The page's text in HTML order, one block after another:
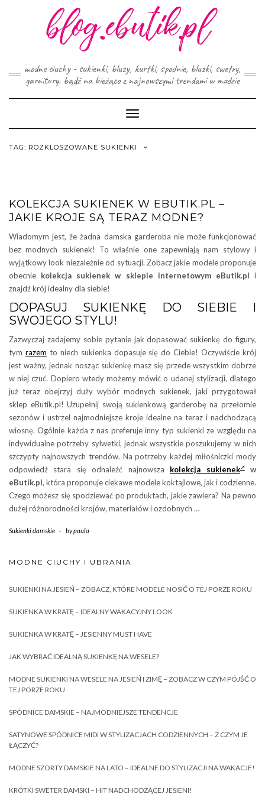
modne ciuchy - sukienki, bluzy, kurtki, spodnie, bluzki, swetry,
garnitury. bądź na bieżąco z najnowszymi trendami w modzie
Toggle
Navigation
TAG: ROZKLOSZOWANE SUKIENKI
KOLEKCJA SUKIENEK W EBUTIK.PL –
JAKIE KROJE SĄ TERAZ MODNE?
Wiadomym jest, że żadna damska garderoba nie może funkcjonować
bez modnych sukienek! To właśnie one zapewniają nam stylowy i
wyjątkowy look niezależnie od sytuacji. Zobacz jakie modele proponuje
obecnie kolekcja sukienek w sklepie internetowym eButik.pl i
znajdź krój idealny dla siebie!
DOPASUJ SUKIENKĘ DO SIEBIE I
SWOJEGO STYLU!
Zazwyczaj zadajemy sobie pytanie jak dopasować sukienkę do figury,
tym razem to niech sukienka dopasuje się do Ciebie! Oczywiście krój
jest ważny, jednak nosząc sukienkę masz się przede wszystkim dobrze
w niej czuć. Dopiero wtedy możemy mówić o udanej stylizacji, dlatego
już teraz obejrzyj duży wybór modnych sukienek, jaki przygotował
sklep eButik.pl! Uzupełnij swoją sukienkową garderobę na przełomie
sezonów i ustrzel najmodniejsze kroje idealne na teraz i nadchodzącą
wiosnę. Ogólnie każda z nas preferuje inny typ sukienki ze względu na
indywidualne potrzeby sylwetki, jednak wszystkie poszukujemy w nich
szczypty najnowszych trendów. Na potrzeby każdej miłośniczki mody
odpowiedź stara się odnaleźć najnowsza kolekcja sukienek w
eButik.pl, która proponuje ciekawe modele koktajlowe, jak i codzienne.
Czego możesz się spodziewać po produktach, jakie zawiera? Na pewno
dużej różnorodności krojów, materiałów i ozdobnych …
Sukienki damskie - bypaula
MODNE CIUCHY I UBRANIA
SUKIENKI NA JESIEŃ – ZOBACZ, KTÓRE MODELE NOSIĆ O TEJ PORZE ROKU
SUKIENKA W KRATĘ – IDEALNY WAKACYJNY LOOK
SUKIENKA W KRATĘ – JESIENNY MUST HAVE
JAK WYBRAĆ IDEALNĄ SUKIENKĘ NA WESELE?
MODNE SUKIENKI NA WESELE NA JESIEŃ I ZIMĘ – ZOBACZ W CZYM PÓJŚĆ O
TEJ PORZE ROKU
SPÓDNICE DAMSKIE – NAJMODNIEJSZE TENDENCJE
SATYNOWE SPÓDNICE MIDI W STYLIZACJACH CODZIENNYCH – Z CZYM JE
ŁĄCZYĆ?
MODNE SZORTY DAMSKIE NA LATO – IDEALNE DO STYLIZACJI NA WAKACJE!
KRÓTKI SWETER DAMSKI – HIT NADCHODZĄCEJ JESIENI!